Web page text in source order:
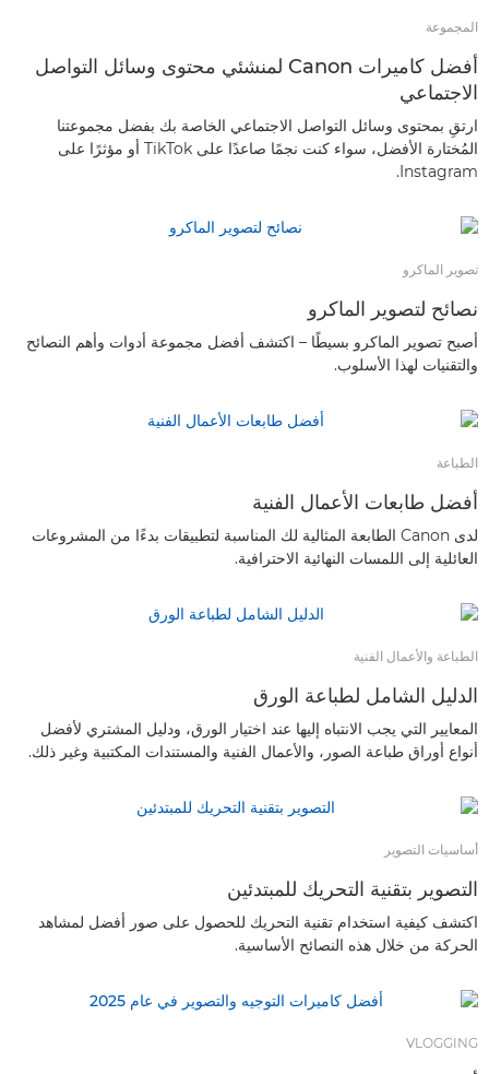
المجموعة
أفضل كاميرات Canon لمنشئي محتوى وسائل التواصل
الاجتماعي
ارتقِ بمحتوى وسائل التواصل الاجتماعي الخاصة بك بفضل مجموعتنا
المُختارة الأفضل، سواء كنت نجمًا صاعدًا على TikTok أو مؤثرًا على
Instagram.
تصوير الماكرو
نصائح لتصوير الماكرو
أصبح تصوير الماكرو بسيطًا – اكتشف أفضل مجموعة أدوات وأهم النصائح
والتقنيات لهذا الأسلوب.
الطباعة
أفضل طابعات الأعمال الفنية
لدى Canon الطابعة المثالية لك المناسبة لتطبيقات بدءًا من المشروعات
العائلية إلى اللمسات النهائية الاحترافية.
الطباعة والأعمال الفنية
الدليل الشامل لطباعة الورق
المعايير التي يجب الانتباه إليها عند اختيار الورق، ودليل المشتري لأفضل
أنواع أوراق طباعة الصور، والأعمال الفنية والمستندات المكتبية وغير ذلك.
أساسيات التصوير
التصوير بتقنية التحريك للمبتدئين
اكتشف كيفية استخدام تقنية التحريك للحصول على صور أفضل لمشاهد
الحركة من خلال هذه النصائح الأساسية.
VLOGGING